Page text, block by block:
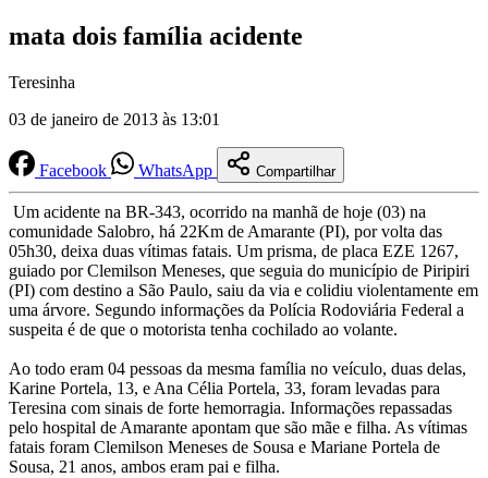
mata dois família acidente
Teresinha
03 de janeiro de 2013 às 13:01
Facebook WhatsApp Compartilhar
Um acidente na BR-343, ocorrido na manhã de hoje (03) na
comunidade Salobro, há 22Km de Amarante (PI), por volta das
05h30, deixa duas vítimas fatais. Um prisma, de placa EZE 1267,
guiado por Clemilson Meneses, que seguia do município de Piripiri
(PI) com destino a São Paulo, saiu da via e colidiu violentamente em
uma árvore. Segundo informações da Polícia Rodoviária Federal a
suspeita é de que o motorista tenha cochilado ao volante.
Ao todo eram 04 pessoas da mesma família no veículo, duas delas,
Karine Portela, 13, e Ana Célia Portela, 33, foram levadas para
Teresina com sinais de forte hemorragia. Informações repassadas
pelo hospital de Amarante apontam que são mãe e filha. As vítimas
fatais foram Clemilson Meneses de Sousa e Mariane Portela de
Sousa, 21 anos, ambos eram pai e filha.